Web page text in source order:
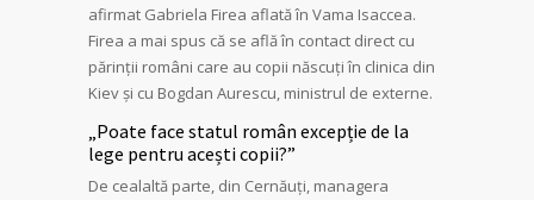
afirmat Gabriela Firea aflată în Vama Isaccea.
Firea a mai spus că se află în contact direct cu
părinții români care au copii născuți în clinica din
Kiev și cu Bogdan Aurescu, ministrul de externe.
„Poate face statul român excepție de la
lege pentru acești copii?”
De cealaltă parte, din Cernăuți, managera